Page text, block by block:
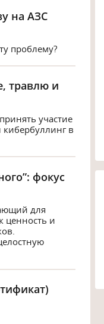
на АЗС
проблему?
травлю и
участие
кибербуллинг в
фокус
для
ценность и